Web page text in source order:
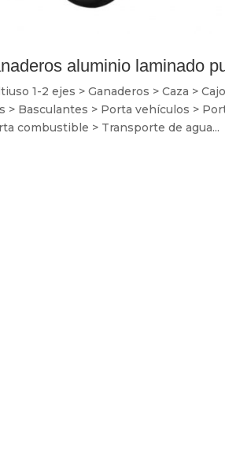
aluminio laminado
1-2 ejes > Ganaderos > Caza >
> Basculantes > Porta vehículos >
combustible > Transporte de agua...